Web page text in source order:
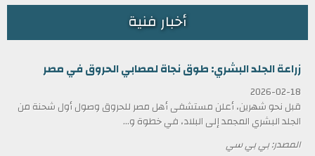
أخبار فنية
زراعة الجلد البشري: طوق نجاة لمصابي الحروق في مصر
2026-02-18
قبل نحو شهرين، أعلن مستشفى أهل مصر للحروق وصول أول شحنة من
الجلد البشري المجمد إلى البلاد، في خطوة و...
المصدر: بي بي سي